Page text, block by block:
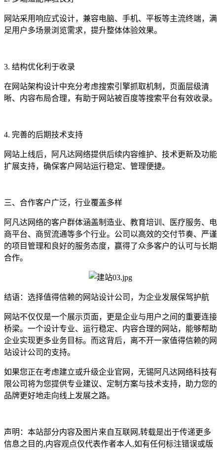
网站采用响应式设计，兼容电脑、手机、平板等主流终端，满
足用户多场景浏览需求，提升整体体验效果。
3. 结构优化利于收录
在网站架构设计中充分考虑搜索引擎抓取机制，页面层级清
晰、内容布局合理，有助于网站被百度等搜索平台有效收录。
4. 完善的后期技术支持
网站上线后，阿凡达网络提供后续内容维护、技术更新及功能
扩展支持，确保客户网站运行稳定、管理便捷。
三、合作客户广泛，行业覆盖多样
阿凡达网络的客户群体涵盖制造业、教育培训、医疗服务、电
商平台、商贸流通等多个行业。公司以高效的交付节奏、严谨
的项目管理和良好的服务态度，赢得了众多客户的认可与长期
合作。
结语：选择值得信赖的网站设计公司，为企业发展保驾护航
网站不仅仅是一个展示页面，更是企业与用户之间的重要连接
桥梁。一个设计专业、运行稳定、内容合理的网站，能够帮助
企业实现更多业务目标。而这背后，离不开一家值得信赖的网
站设计公司的支持。
如果您正在考虑建立或升级企业官网，无锡阿凡达网络科技有
限公司将为您提供专业建议、定制方案与技术支持，助力您的
品牌更好地走向线上发展之路。
声明：本站部分内容及图片来自互联网,转载是出于传递更多
信息之目的,内容观点仅代表作者本人,如有任何标注错误或版